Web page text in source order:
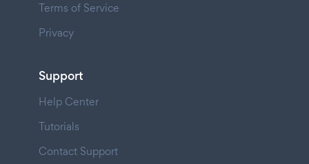
Terms of Service
Privacy
Support
Help Center
Tutorials
Contact Support